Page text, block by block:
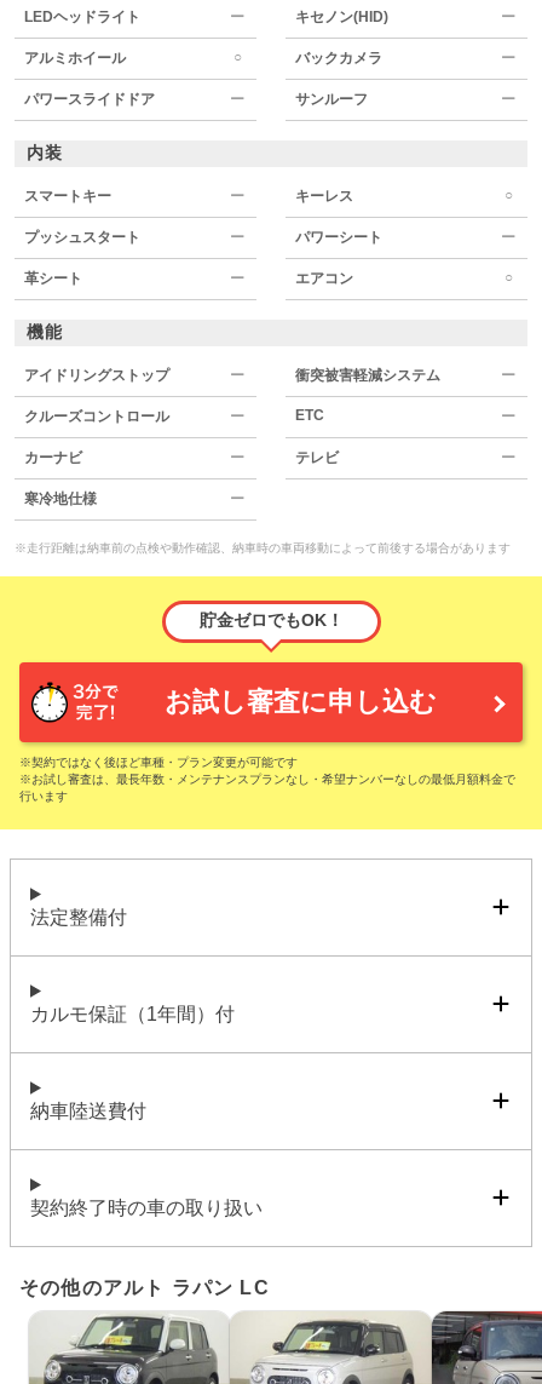
LEDヘッドライト ー キセノン(HID) ー
アルミホイール ○ バックカメラ ー
パワースライドドア ー サンルーフ ー
内装
スマートキー ー キーレス ○
プッシュスタート ー パワーシート ー
革シート ー エアコン ○
機能
アイドリングストップ ー 衝突被害軽減システム ー
クルーズコントロール ー ETC ー
カーナビ ー テレビ ー
寒冷地仕様 ー
※走行距離は納車前の点検や動作確認、納車時の車両移動によって前後する場合があります
貯金ゼロでもOK！
お試し審査に申し込む
※契約ではなく後ほど車種・プラン変更が可能です
※お試し審査は、最長年数・メンテナンスプランなし・希望ナンバーなしの最低月額料金で
行います
法定整備付
カルモ保証（1年間）付
納車陸送費付
契約終了時の車の取り扱い
その他のアルト ラパン LC